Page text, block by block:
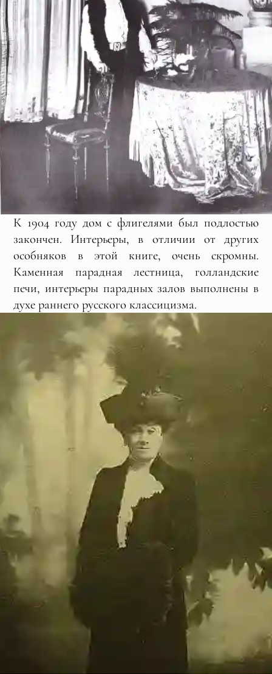
К 1904 году дом с флигелями был подлостью
закончен. Интерьеры, в отличии от других
особняков в этой книге, очень скромны.
Каменная парадная лестница, голландские
печи, интерьеры парадных залов выполнены в
духе раннего русского классицизма.